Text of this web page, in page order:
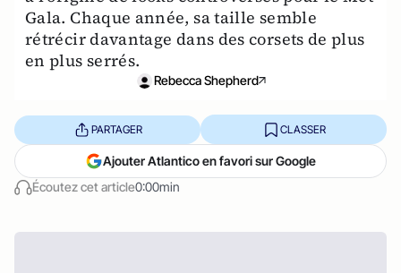
Gala. Chaque année, sa taille semble
rétrécir davantage dans des corsets de plus
en plus serrés.
Rebecca Shepherd
Écoutez cet article0:00min
PARTAGER CLASSER
Ajouter Atlantico en favori sur Google